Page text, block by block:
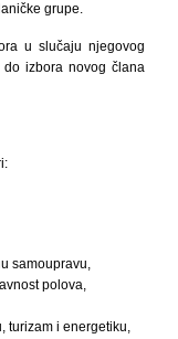
grupe.
u slučaju njegovog
izbora novog člana
samoupravu,
polova,
turizam i energetiku,